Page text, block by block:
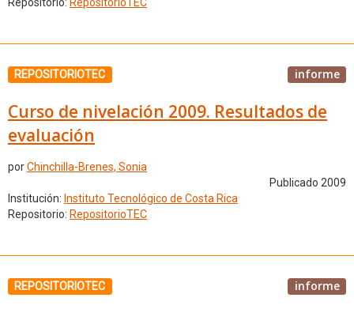
Repositorio: RepositorioTEC
REPOSITORIOTEC informe
Curso de nivelación 2009. Resultados de
evaluación
porChinchilla-Brenes, Sonia
Publicado 2009
Institución: Instituto Tecnológico de Costa Rica
Repositorio: RepositorioTEC
REPOSITORIOTEC informe